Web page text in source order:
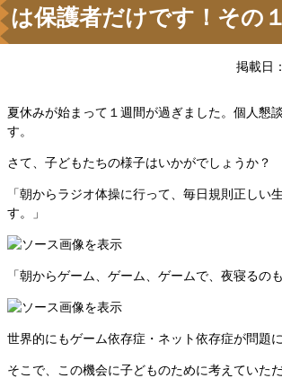
は保護者だけです！その１
掲載日
夏休みが始まって１週間が過ぎました。個人懇
す。
さて、子どもたちの様子はいかがでしょうか？
「朝からラジオ体操に行って、毎日規則正しい
す。」
「朝からゲーム、ゲーム、ゲームで、夜寝るの
世界的にもゲーム依存症・ネット依存症が問題
そこで、この機会に子どものために考えていた